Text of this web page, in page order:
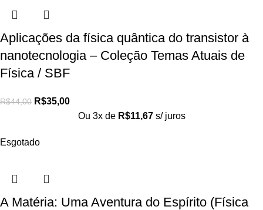
Aplicações da física quântica do transistor à
nanotecnologia – Coleção Temas Atuais de
Física / SBF
R$44,00 R$35,00
Ou 3x de R$11,67 s/ juros
Esgotado
A Matéria: Uma Aventura do Espírito (Física